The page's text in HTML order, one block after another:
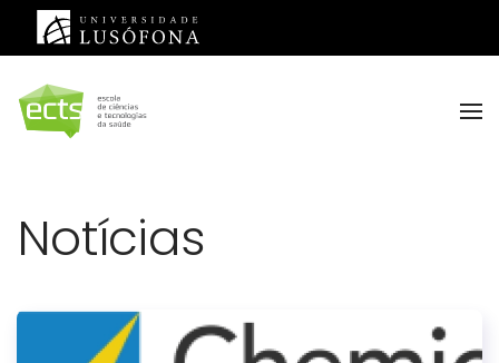
Saltar para o conteúdo principal
Notícias